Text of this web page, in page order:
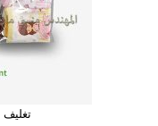
تغليف